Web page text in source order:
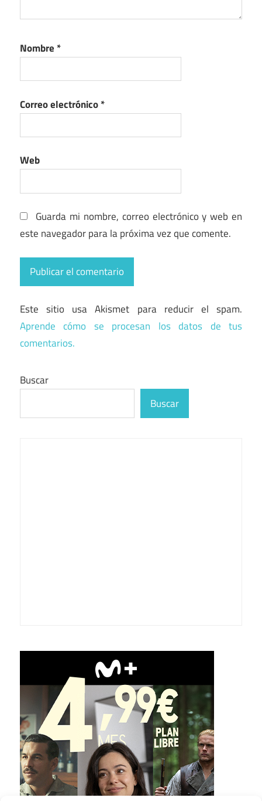
Nombre *
Correo electrónico*
Web
Guarda mi nombre, correo electrónico y web en
este navegador para la próxima vez que comente.
Este sitio usa Akismet para reducir el spam.
Aprende cómo se procesan los datos de tus
comentarios.
Buscar
Buscar